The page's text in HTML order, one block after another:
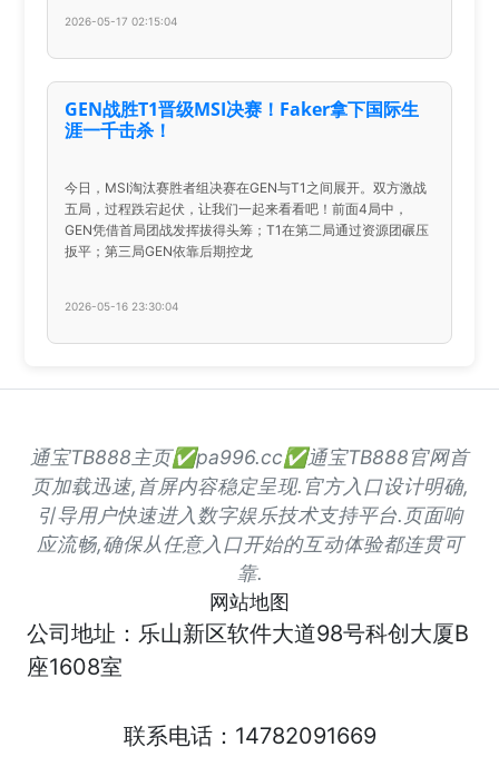
2026-05-17 02:15:04
GEN战胜T1晋级MSI决赛！Faker拿下国际生
涯一千击杀！
今日，MSI淘汰赛胜者组决赛在GEN与T1之间展开。双方激战
五局，过程跌宕起伏，让我们一起来看看吧！前面4局中，
GEN凭借首局团战发挥拔得头筹；T1在第二局通过资源团碾压
扳平；第三局GEN依靠后期控龙
2026-05-16 23:30:04
通宝TB888主页✅pa996.cc✅通宝TB888官网首
页加载迅速,首屏内容稳定呈现.官方入口设计明确,
引导用户快速进入数字娱乐技术支持平台.页面响
应流畅,确保从任意入口开始的互动体验都连贯可
靠.
网站地图
公司地址：乐山新区软件大道98号科创大厦B
座1608室
联系电话：14782091669